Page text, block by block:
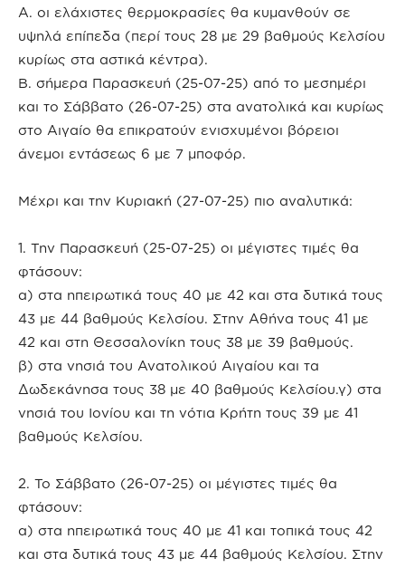
Α. οι ελάχιστες θερμοκρασίες θα κυμανθούν σε
υψηλά επίπεδα (περί τους 28 με 29 βαθμούς Κελσίου
κυρίως στα αστικά κέντρα).
Β. σήμερα Παρασκευή (25-07-25) από το μεσημέρι
και το Σάββατο (26-07-25) στα ανατολικά και κυρίως
στο Αιγαίο θα επικρατούν ενισχυμένοι βόρειοι
άνεμοι εντάσεως 6 με 7 μποφόρ.
Μέχρι και την Κυριακή (27-07-25) πιο αναλυτικά:
1. Την Παρασκευή (25-07-25) οι μέγιστες τιμές θα
φτάσουν:
α) στα ηπειρωτικά τους 40 με 42 και στα δυτικά τους
43 με 44 βαθμούς Κελσίου. Στην Αθήνα τους 41 με
42 και στη Θεσσαλονίκη τους 38 με 39 βαθμούς.
β) στα νησιά του Ανατολικού Αιγαίου και τα
Δωδεκάνησα τους 38 με 40 βαθμούς Κελσίου.γ) στα
νησιά του Ιονίου και τη νότια Κρήτη τους 39 με 41
βαθμούς Κελσίου.
2. Το Σάββατο (26-07-25) οι μέγιστες τιμές θα
φτάσουν:
α) στα ηπειρωτικά τους 40 με 41 και τοπικά τους 42
και στα δυτικά τους 43 με 44 βαθμούς Κελσίου. Στην